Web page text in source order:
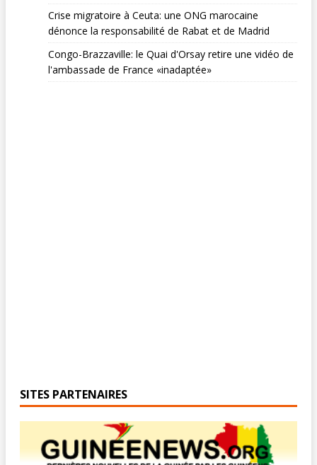
Crise migratoire à Ceuta: une ONG marocaine
dénonce la responsabilité de Rabat et de Madrid
Congo-Brazzaville: le Quai d'Orsay retire une vidéo de
l'ambassade de France «inadaptée»
SITES PARTENAIRES